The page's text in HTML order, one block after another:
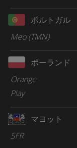
ポルトガル
Meo (TMN)
ポーランド
Orange
Play
マヨット
SFR